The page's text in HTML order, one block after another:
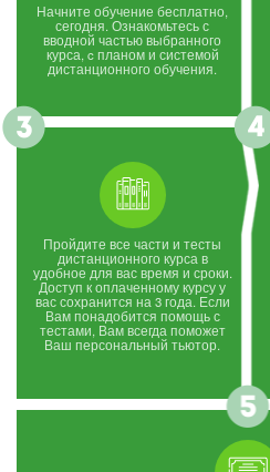
Начните обучение бесплатно,
сегодня. Ознакомьтесь с
вводной частью выбранного
курса, c планом и системой
дистанционного обучения.
Пройдите все части и тесты
дистанционного курса в
удобное для вас время и сроки.
Доступ к оплаченному курсу у
вас сохранится на 3 года. Если
Вам понадобится помощь с
тестами, Вам всегда поможет
Ваш персональный тьютор.